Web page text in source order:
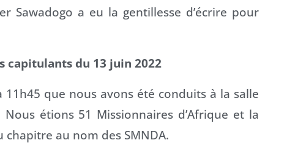
Sawadogo a eu la gentillesse d’écrire pour
capitulants du 13 juin 2022
11h45 que nous avons été conduits à la salle
étions 51 Missionnaires d’Afrique et la
au nom des SMNDA.